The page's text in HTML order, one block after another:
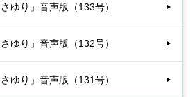
ゆり」音声版（133号）
ゆり」音声版（132号）
ゆり」音声版（131号）